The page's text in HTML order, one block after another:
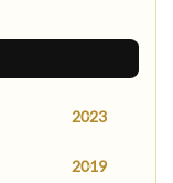
2023
2019